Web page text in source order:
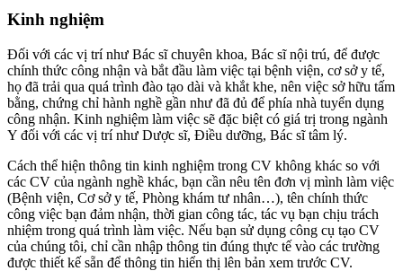
Kinh nghiệm
Đối với các vị trí như Bác sĩ chuyên khoa, Bác sĩ nội trú, để được
chính thức công nhận và bắt đầu làm việc tại bệnh viện, cơ sở y tế,
họ đã trải qua quá trình đào tạo dài và khắt khe, nên việc sở hữu tấm
bằng, chứng chỉ hành nghề gần như đã đủ để phía nhà tuyển dụng
công nhận. Kinh nghiệm làm việc sẽ đặc biệt có giá trị trong ngành
Y đối với các vị trí như Dược sĩ, Điều dưỡng, Bác sĩ tâm lý.
Cách thể hiện thông tin kinh nghiệm trong CV không khác so với
các CV của ngành nghề khác, bạn cần nêu tên đơn vị mình làm việc
(Bệnh viện, Cơ sở y tế, Phòng khám tư nhân…), tên chính thức
công việc bạn đảm nhận, thời gian công tác, tác vụ bạn chịu trách
nhiệm trong quá trình làm việc. Nếu bạn sử dụng công cụ tạo CV
của chúng tôi, chỉ cần nhập thông tin đúng thực tế vào các trường
được thiết kế sẵn để thông tin hiển thị lên bản xem trước CV.